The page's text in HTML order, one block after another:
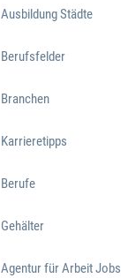
Ausbildung Städte
Berufsfelder
Branchen
Karrieretipps
Berufe
Gehälter
Agentur für Arbeit Jobs